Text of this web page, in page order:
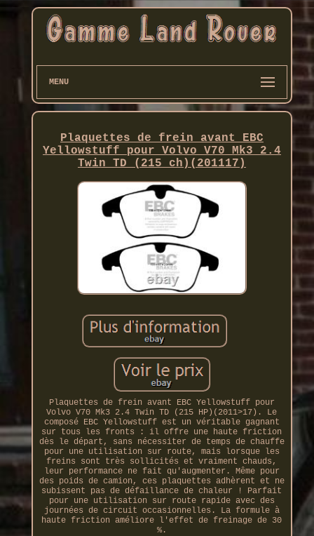
MENU
Plaquettes de frein avant EBC
Yellowstuff pour Volvo V70 Mk3 2.4
Twin TD (215 ch)(201117)
Plaquettes de frein avant EBC Yellowstuff pour
Volvo V70 Mk3 2.4 Twin TD (215 HP)(2011>17). Le
composé EBC Yellowstuff est un véritable gagnant
sur tous les fronts : il offre une haute friction
dès le départ, sans nécessiter de temps de chauffe
pour une utilisation sur route, mais lorsque les
freins sont très sollicités et vraiment chauds,
leur performance ne fait qu'augmenter. Même pour
des poids de camion, ces plaquettes adhèrent et ne
subissent pas de défaillance de chaleur ! Parfait
pour une utilisation sur route rapide avec des
journées de circuit occasionnelles. La formule à
haute friction améliore l'effet de freinage de 30
%.